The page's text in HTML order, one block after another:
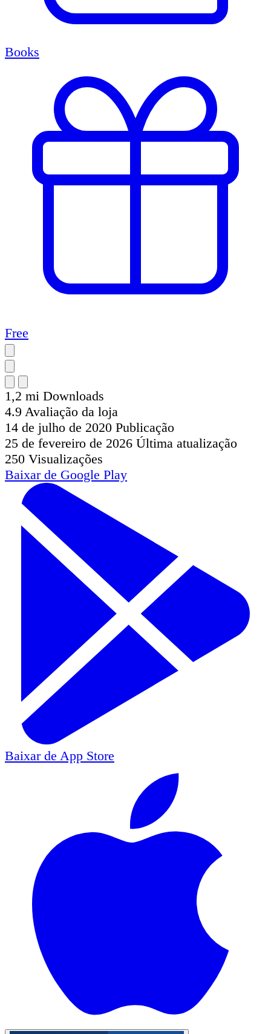
Books
Free
1,2 mi Downloads
4.9 Avaliação da loja
14 de julho de 2020 Publicação
25 de fevereiro de 2026 Última atualização
250 Visualizações
Baixar de Google Play
Baixar de App Store